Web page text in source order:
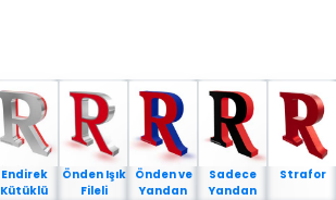
Endirek
Kütüklü
Önden Işık
Fileli
Önden ve
Yandan
Sadece
Yandan
Strafor